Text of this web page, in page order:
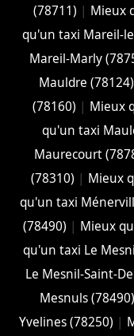
(78711) | Mieux
qu'un taxi Mareil-
Mareil-Marly
Mauldre (78124)
(78160) | Mieux
qu'un taxi
Maurecourt
(78310) | Mieux
qu'un taxi
(78490) | Mieux
qu'un taxi Le
Le Mesnil-Saint-
Mesnuls (78490)
Yvelines (78250) |